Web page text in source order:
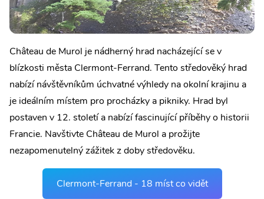
Château de Murol je nádherný hrad nacházející se v
blízkosti města Clermont-Ferrand. Tento středověký hrad
nabízí návštěvníkům úchvatné výhledy na okolní krajinu a
je ideálním místem pro procházky a pikniky. Hrad byl
postaven v 12. století a nabízí fascinující příběhy o historii
Francie. Navštivte Château de Murol a prožijte
nezapomenutelný zážitek z doby středověku.
Clermont-Ferrand - 18 míst co vidět